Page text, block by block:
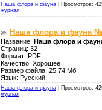
Наша флора и фауна
Просмотров:
журнал
Наша флора и фауна
Название: Наша флора и
Страниц: 32
Формат: PDF
Качество: Хорошее
Размер файла: 25,74 Мб
Язык: Русский
Наша флора и фауна
Просмотров:
журнал